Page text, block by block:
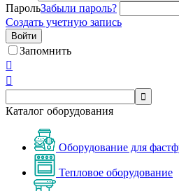
ПарольЗабыли пароль?
Создать учетную запись
Войти
Запомнить



Каталог оборудования
Оборудование для
Тепловое оборудование